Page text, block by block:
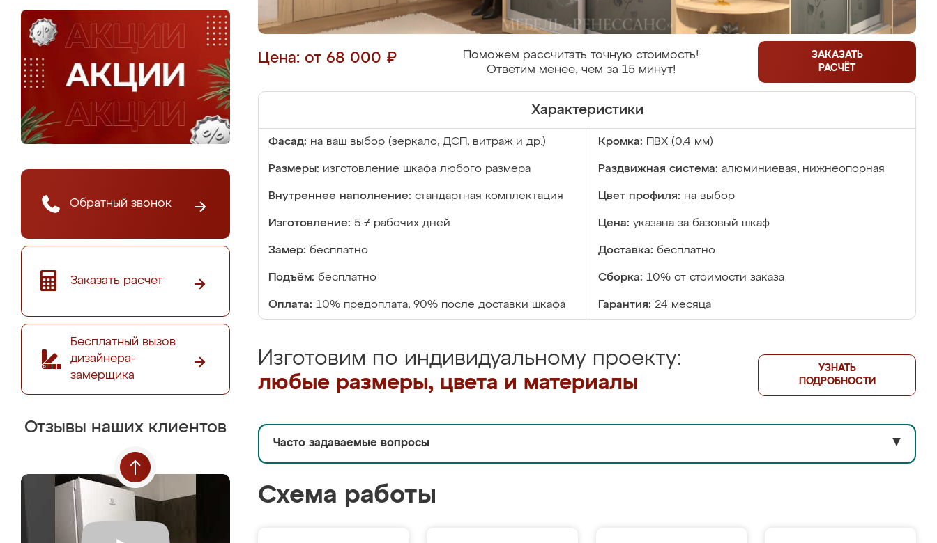
Обратный звонок
Заказать расчёт
Бесплатный вызов
дизайнера-
замерщика
Отзывы наших клиентов
Цена: от 68 000 ₽
Поможем рассчитать точную стоимость!
Ответим менее, чем за 15 минут!
ЗАКАЗАТЬ
РАСЧЁТ
Характеристики
Фасад: на ваш выбор (зеркало, ДСП, витраж и др.) Кромка: ПВХ (0,4 мм)
Размеры: изготовление шкафа любого размера Раздвижная система: алюминиевая, нижнеопорная
Внутреннее наполнение: стандартная комплектация Цвет профиля: на выбор
Изготовление: 5-7 рабочих дней Цена: указана за базовый шкаф
Замер: бесплатно Доставка: бесплатно
Подъём: бесплатно Сборка: 10% от стоимости заказа
Оплата: 10% предоплата, 90% после доставки шкафа Гарантия: 24 месяца
Изготовим по индивидуальному проекту:
любые размеры, цвета и материалы
УЗНАТЬ
ПОДРОБНОСТИ
Часто задаваемые вопросы ▼
Схема работы